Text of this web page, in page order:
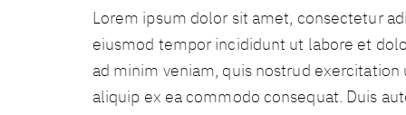
Lorem ipsum dolor sit amet, consectetur
eiusmod tempor incididunt ut labore et
ad minim veniam, quis nostrud
aliquip ex ea commodo consequat. Duis